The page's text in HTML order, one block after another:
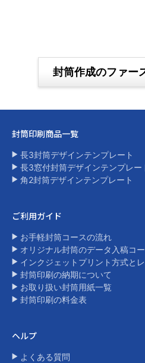
封筒作成のファー
封筒印刷商品一覧​
長3封筒デザインテンプレート
長3窓付封筒デザインテンプレー
角2封筒デザインテンプレート​
ご利用ガイド
お手軽封筒コースの流れ
オリジナル封筒のデータ入稿コ
インクジェットプリント方式と
封筒印刷の納期について
お取り扱い封筒用紙一覧
封筒印刷の料金表​
ヘルプ
よくある質問